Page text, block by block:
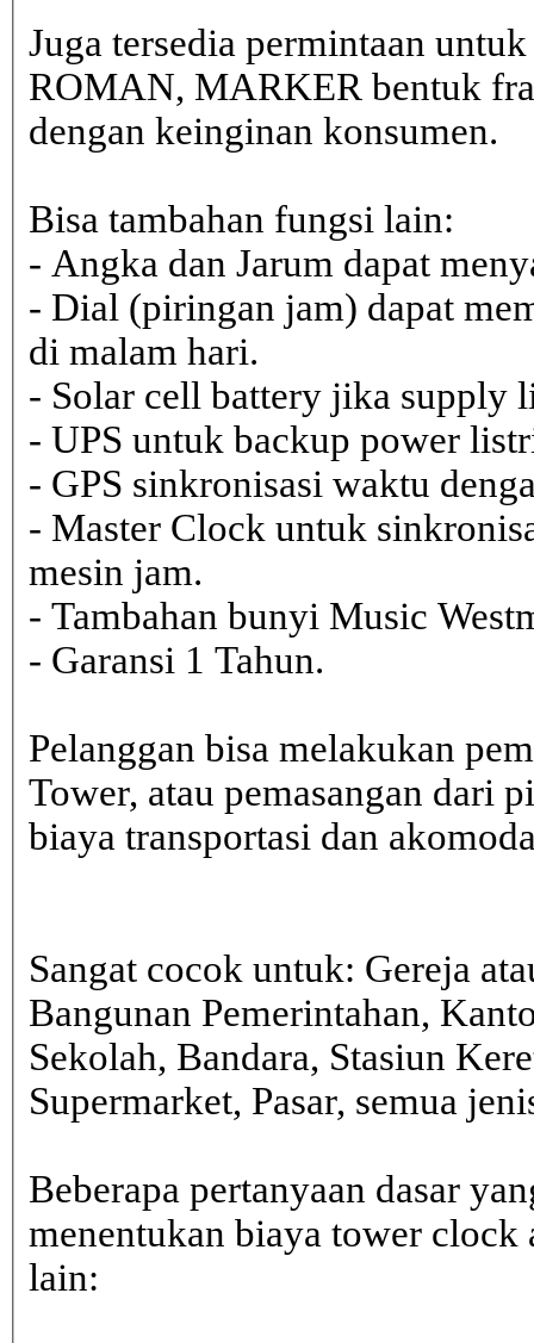
Juga tersedia permintaan
ROMAN, MARKER bentuk
dengan keinginan konsumen.
Bisa tambahan fungsi lain:
- Angka dan Jarum dapat
- Dial (piringan jam) dapat
di malam hari.
- Solar cell battery jika supply
- UPS untuk backup power
- GPS sinkronisasi waktu
- Master Clock untuk
mesin jam.
- Tambahan bunyi Music
- Garansi 1 Tahun.
Pelanggan bisa melakukan
Tower, atau pemasangan dari
biaya transportasi dan
Sangat cocok untuk: Gereja
Bangunan Pemerintahan,
Sekolah, Bandara, Stasiun
Supermarket, Pasar, semua
Beberapa pertanyaan dasar
menentukan biaya tower clock
lain: